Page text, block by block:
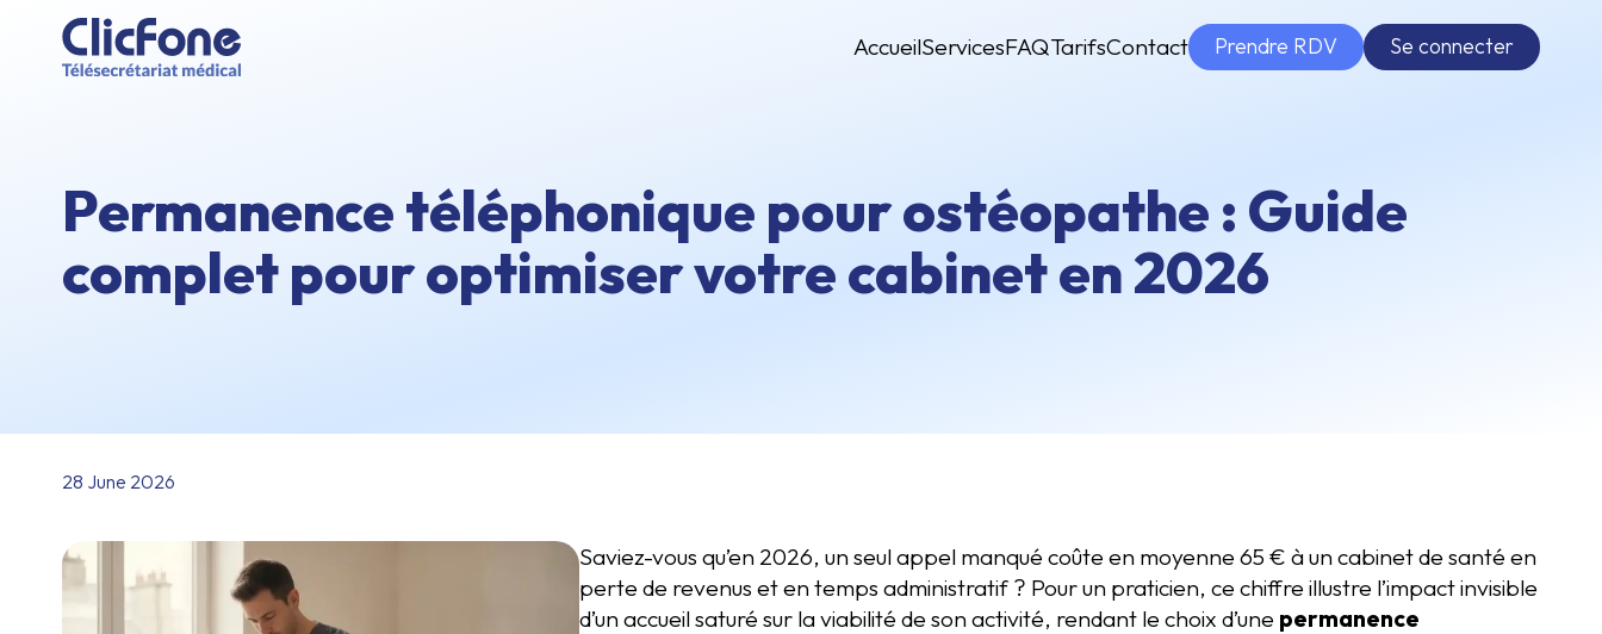
AccueilServicesFAQTarifsContact Prendre RDV Se connecter
Permanence téléphonique pour ostéopathe : Guide
complet pour optimiser votre cabinet en 2026
28 June 2026
Saviez-vous qu’en 2026, un seul appel manqué coûte en moyenne 65 € à un cabinet de santé en
perte de revenus et en temps administratif ? Pour un praticien, ce chiffre illustre l’impact invisible
d’un accueil saturé sur la viabilité de son activité, rendant le choix d’une permanence